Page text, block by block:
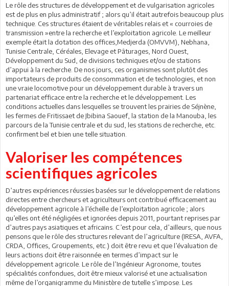
Le rôle des structures de développement et de vulgarisation agricoles
est de plus en plus administratif ; alors qu’il était autrefois beaucoup plus
technique. Ces structures étaient de véritables relais et « courroies de
transmission »entre la recherche et l’exploitation agricole. Le meilleur
exemple était la dotation des offices,Medjerda (OMVVM), Nebhana,
Tunisie Centrale, Céréales, Elevage et Pâturages, Nord Ouest,
Développement du Sud, de divisions techniques et/ou de stations
d’appui à la recherche. De nos jours, ces organismes sont plutôt des
importateurs de produits de consommation et de technologies, et non
une vraie locomotive pour un développement durable à travers un
partenariat efficace entre la recherche et le développement. Les
conditions actuelles dans lesquelles se trouvent les prairies de Séjnène,
les fermes de Fritissaet de Jbibina Saouef, la station de la Manouba, les
parcours de la Tunisie centrale et du sud, les stations de recherche, etc.
confirment bel et bien une telle situation.
Valoriser les compétences
scientifiques agricoles
D’autres expériences réussies basées sur le développement de relations
directes entre chercheurs et agriculteurs ont contribué efficacement au
développement agricole à l’échelle de l’exploitation agricole ; alors
qu’elles ont été négligées et ignorées depuis 2011, pourtant reprises par
d’autres pays asiatiques et africains. C’est pour cela, d’ailleurs, que nous
pensons que le rôle des structures relevant de l’agriculture (IRESA, AVFA,
CRDA, Offices, Groupements, etc.) doit être revu et que l’évaluation de
leurs actions doit être raisonnée en termes d’impact sur le
développement agricole. Le rôle de l’Ingénieur Agronome, toutes
spécialités confondues, doit être mieux valorisé et une actualisation
même de l’organigramme du Ministère de tutelle s’impose. Les